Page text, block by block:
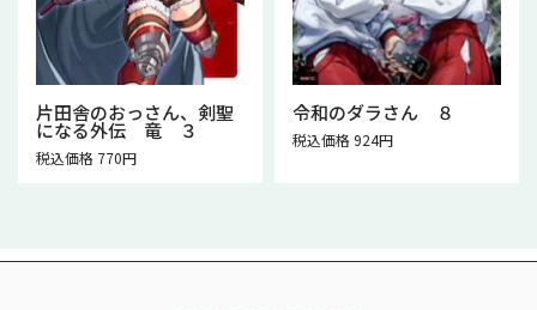
片田舎のおっさん、剣聖
になる外伝 竜 ３
税込価格 770円
令和のダラさん ８
税込価格 924円